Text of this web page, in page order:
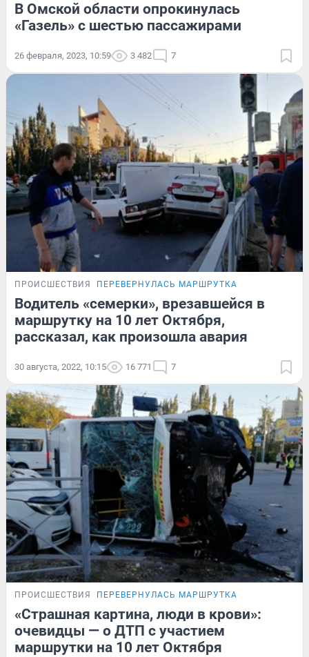
В Омской области опрокинулась
«Газель» с шестью пассажирами
26 февраля, 2023, 10:59 3 482 7
ПРОИСШЕСТВИЯ ПЕРЕВЕРНУЛАСЬ МАРШРУТКА
Водитель «семерки», врезавшейся в
маршрутку на 10 лет Октября,
рассказал, как произошла авария
30 августа, 2022, 10:15 16 771 7
ПРОИСШЕСТВИЯ ПЕРЕВЕРНУЛАСЬ МАРШРУТКА
«Страшная картина, люди в крови»:
очевидцы — о ДТП с участием
маршрутки на 10 лет Октября